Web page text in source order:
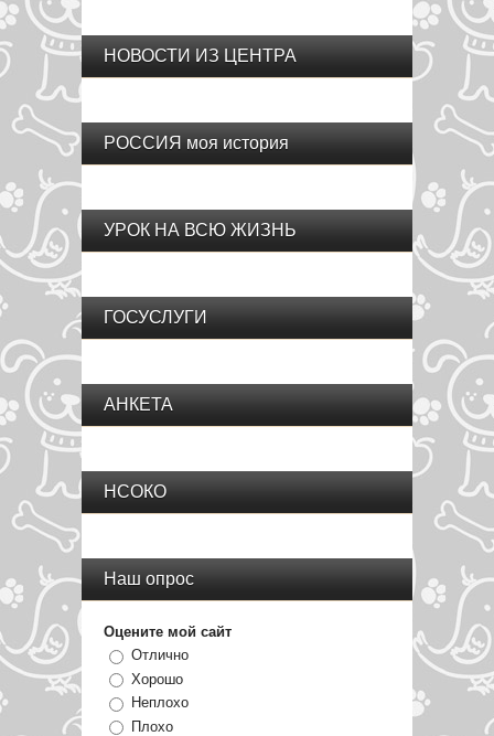
НОВОСТИ ИЗ ЦЕНТРА
РОССИЯ моя история
УРОК НА ВСЮ ЖИЗНЬ
ГОСУСЛУГИ
АНКЕТА
НСОКО
Наш опрос
Оцените мой сайт
Отлично
Хорошо
Неплохо
Плохо